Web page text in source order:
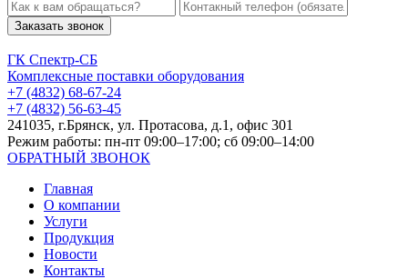
Заказать звонок
ГК Спектр-СБ
Комплексные поставки оборудования
+7 (4832) 68-67-24
+7 (4832) 56-63-45
241035, г.Брянск, ул. Протасова, д.1, офис 301
Режим работы: пн-пт 09:00–17:00; сб 09:00–14:00
ОБРАТНЫЙ ЗВОНОК
Главная
О компании
Услуги
Продукция
Новости
Контакты